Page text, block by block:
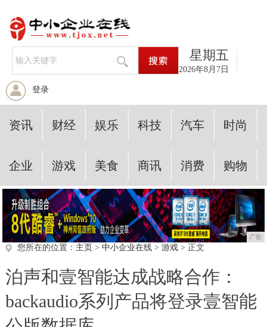
星期五
2026年8月7日
登录
资讯 财经 娱乐 科技 汽车 时尚
企业 游戏 美食 商讯 消费 购物
广告
您所在的位置： 主页 > 中小企业在线> 游戏> 正文
泊声和壹智能达成战略合作：
backaudio系列产品将登录壹智能